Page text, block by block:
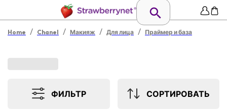
Home / Chanel / Макияж / Для лица / Праймер и база
ФИЛЬТР СОРТИРОВАТЬ